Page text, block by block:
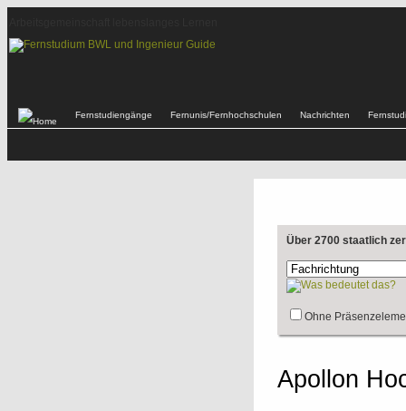
Fernstudiengänge Fernunis/Fernhochschulen Nachrichten
Über 2700 staatlich
Ohne
Apollon